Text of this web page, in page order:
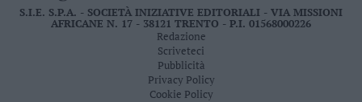
S.I.E. S.P.A. - SOCIETÀ INIZIATIVE EDITORIALI - VIA MISSIONI
AFRICANE N. 17 - 38121 TRENTO - P.I. 01568000226
Redazione
Scriveteci
Pubblicità
Privacy Policy
Cookie Policy